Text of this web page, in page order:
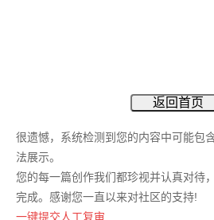
返回首页
很遗憾，系统检测到您的内容中可能包
法展示。
您的每一篇创作我们都珍视并认真对待
完成。感谢您一直以来对社区的支持!
一键提交人工复审